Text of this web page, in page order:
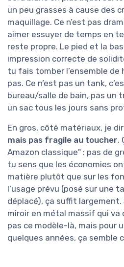
un peu grasses à cause des
maquillage. Ce n’est pas
aimer essuyer de temps en
reste propre. Le pied et la
impression correcte de
tu fais tomber l’ensemble de
pas. Ce n’est pas un tank,
bureau/salle de bain, pas un
un sac tous les jours sans
En gros, côté matériaux, je
mais pas fragile au toucher.
Amazon classique" : pas de
tu sens que les économies
matière plutôt que sur les
l’usage prévu (posé sur une
déplacé), ça suffit largement.
miroir en métal massif qui va
pas ce modèle-là, mais pour
quelques années, ça semble